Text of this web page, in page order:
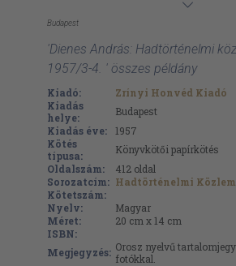
Budapest
'Dienes András: Hadtörténelmi
1957/3-4. ' összes példány
Kiadó:
Zrínyi Honvéd Kiadó
Kiadás
helye:
Budapest
Kiadás éve:
1957
Kötés
típusa:
Könyvkötői papírkötés
Oldalszám:
412 oldal
Sorozatcím: Hadtörténelmi
Kötetszám:
Nyelv:
Magyar
Méret:
20 cm x 14 cm
ISBN:
Megjegyzés: Orosz nyelvű
fotókkal.